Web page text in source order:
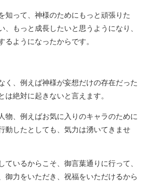
知って、神様のためにもっと頑張りた
、もっと成長したいと思うようになり、
るようになったからです。
く、例えば神様が妄想だけの存在だった
は絶対に起きないと言えます。
物、例えばお気に入りのキャラのために
動したとしても、気力は湧いてきませ
ているからこそ、御言葉通りに行って、
御力をいただき、祝福をいただけるから